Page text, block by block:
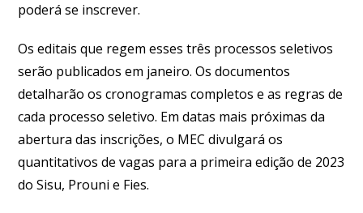
poderá se inscrever.
Os editais que regem esses três processos seletivos
serão publicados em janeiro. Os documentos
detalharão os cronogramas completos e as regras de
cada processo seletivo. Em datas mais próximas da
abertura das inscrições, o MEC divulgará os
quantitativos de vagas para a primeira edição de 2023
do Sisu, Prouni e Fies.